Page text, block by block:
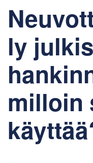
ly
milloin